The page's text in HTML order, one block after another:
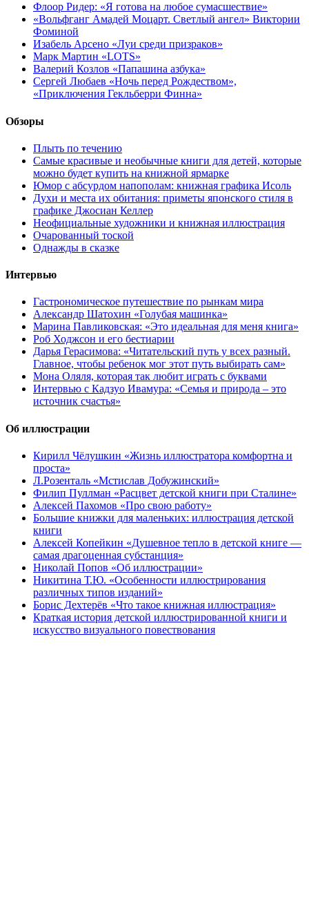
Флоор Ридер: «Я готова на любое сумасшествие»
«Вольфганг Амадей Моцарт. Светлый ангел» Виктории
Фоминой
Изабель Арсено «Луи среди призраков»
Марк Мартин «LOTS»
Валерий Козлов «Папашина азбука»
Сергей Любаев «Ночь перед Рождеством»,
«Приключения Гекльберри Финна»
Обзоры
Плыть по течению
Самые красивые и необычные книги для детей, которые
можно будет купить на книжной ярмарке
Юмор с абсурдом напополам: книжная графика Исоль
Духи и места их обитания: приметы японского стиля в
графике Джосиан Келлер
Неофициальные художники и книжная иллюстрация
Очарованный тоской
Однажды в сказке
Интервью
Гастрономическое путешествие по рынкам мира
Александр Шатохин «Голубая машинка»
Марина Павликовская: «Это идеальная для меня книга»
Роб Ходжсон и его бестиарии
Дарья Герасимова: «Читательский путь у всех разный.
Главное, чтобы ребенок мог этот путь выбирать сам»
Мона Оляля, которая так любит играть с буквами
Интервью с Кадзуо Ивамура: «Семья и природа – это
источник счастья»
Об иллюстрации
Кирилл Чёлушкин «Жизнь иллюстратора комфортна и
проста»
Л.Розенталь «Мстислав Добужинский»
Филип Пуллман «Расцвет детской книги при Сталине»
Алексей Пахомов «Про свою работу»
Большие книжки для маленьких: иллюстрация детской
книги
Алексей Копейкин «Душевное тепло в детской книге —
самая драгоценная субстанция»
Николай Попов «Об иллюстрации»
Никитина Т.Ю. «Особенности иллюстрирования
различных типов изданий»
Борис Дехтерёв «Что такое книжная иллюстрация»
Краткая история детской иллюстрированной книги и
искусство визуального повествования